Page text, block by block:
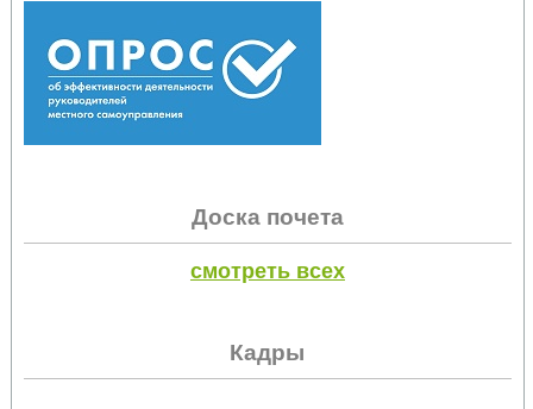
Доска почета
смотреть всех
Кадры